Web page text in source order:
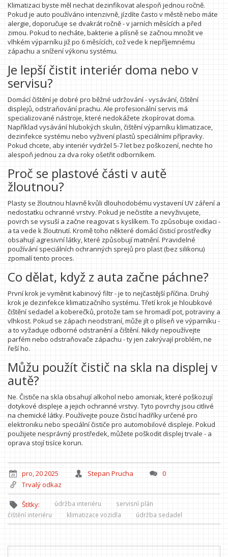
Klimatizaci byste měl nechat dezinfikovat alespoň jednou ročně.
Pokud je auto používáno intenzivně, jízdíte často v městě nebo máte
alergie, doporučuje se dvakrát ročně - v jarních měsících a před
zimou. Pokud to necháte, bakterie a plísně se začnou množit ve
vlhkém výparníku již po 6 měsících, což vede k nepříjemnému
zápachu a snížení výkonu systému.
Je lepší čistit interiér doma nebo v
servisu?
Domácí čištění je dobré pro běžné udržování - vysávání, čištění
displejů, odstraňování prachu. Ale profesionální servis má
specializované nástroje, které nedokážete zkopírovat doma.
Například vysávání hlubokých skulin, čištění výparníku klimatizace,
dezinfekce systému nebo vyživení plastů speciálními přípravky.
Pokud chcete, aby interiér vydržel 5-7 let bez poškození, nechte ho
alespoň jednou za dva roky ošetřit odborníkem.
Proč se plastové části v autě
žloutnou?
Plasty se žloutnou hlavně kvůli dlouhodobému vystavení UV záření a
nedostatku ochranné vrstvy. Pokud je nečistíte a nevyživujete,
povrch se vysuší a začne reagovat s kyslíkem. To způsobuje oxidaci -
a ta vede k žloutnutí. Kromě toho některé domácí čisticí prostředky
obsahují agresivní látky, které způsobují matnění. Pravidelné
používání speciálních ochranných sprejů pro plast (bez silikonu)
zpomalí tento proces.
Co dělat, když z auta začne páchne?
První krok je vyměnit kabinový filtr - je to nejčastější příčina. Druhý
krok je dezinfekce klimatizačního systému. Třetí krok je hloubkové
čištění sedadel a koberečků, protože tam se hromadí pot, potraviny a
vlhkost. Pokud se zápach neodstraní, může jít o plíseň ve výparníku -
a to vyžaduje odborné odstranění a čištění. Nikdy nepoužívejte
parfém nebo odstraňovače zápachu - ty jen zakrývají problém, ne
řeší ho.
Můžu použít čistič na skla na displej v
autě?
Ne. Čističe na skla obsahují alkohol nebo amoniak, které poškozují
dotykové displeje a jejich ochranné vrstvy. Tyto povrchy jsou citlivé
na chemické látky. Používejte pouze čisticí hadříky určené pro
elektroniku nebo speciální čističe pro automobilové displeje. Pokud
použijete nesprávný prostředek, můžete poškodit displej trvale - a
oprava stojí tisíce korun.
pro, 20 2025 Stepan Prucha
0
Trvalý odkaz
Štítky: údržba interiéru
servisní plán
čištění interiéru
klimatizace vozidla údržba sedadel